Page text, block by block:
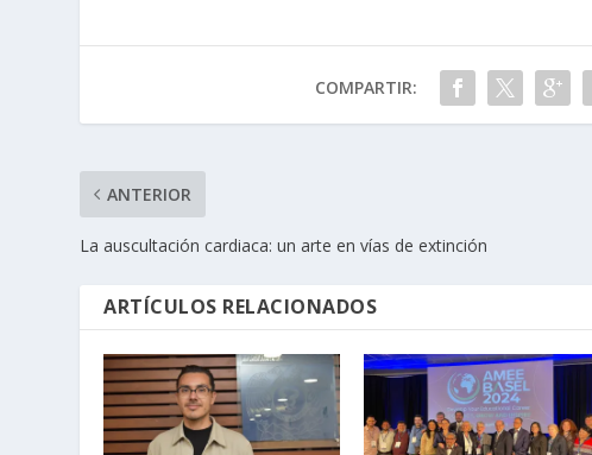
COMPARTIR:
ANTERIOR
La auscultación cardiaca: un arte en vías de extinción
ARTÍCULOS RELACIONADOS